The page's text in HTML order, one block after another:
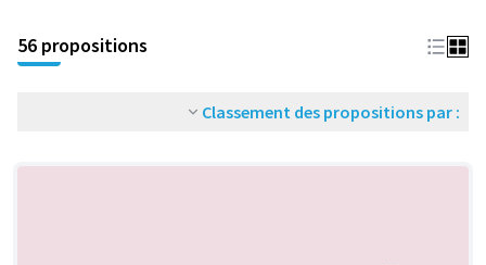
56 propositions
Classement des propositions par :